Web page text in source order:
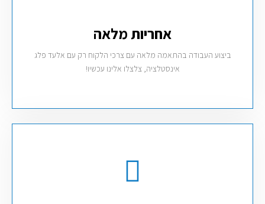
אחריות מלאה
ביצוע העבודה בהתאמה מלאה עם צרכי הלקוח רק עם אלעד פלג
אינסטלציה, צלצלו אלינו עכשיו!